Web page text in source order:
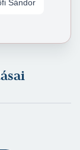
Sándor